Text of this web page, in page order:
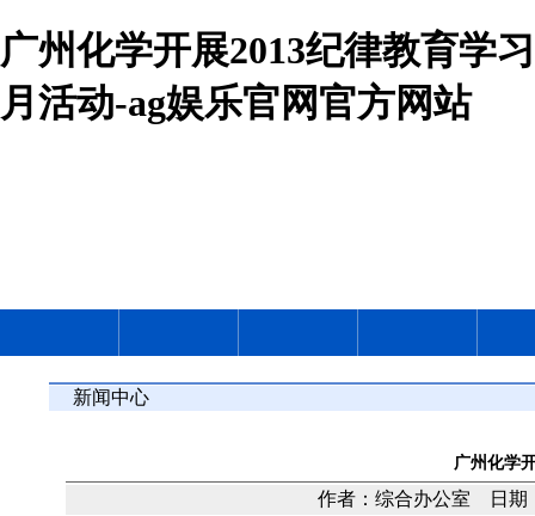
广州化学开展2013纪律教育学习
月活动-ag娱乐官网官方网站
新闻中心
广州化学
作者：综合办公室 日